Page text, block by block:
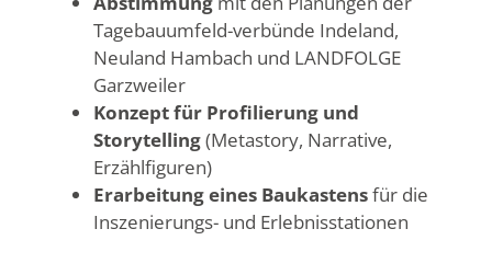
Tagebauumfeld-verbünde Indeland,
Neuland Hambach und LANDFOLGE
Garzweiler
Konzept für Profilierung und
Storytelling(Metastory, Narrative,
Erzählfiguren)
Erarbeitung eines Baukastensfür die
Inszenierungs- und Erlebnisstationen